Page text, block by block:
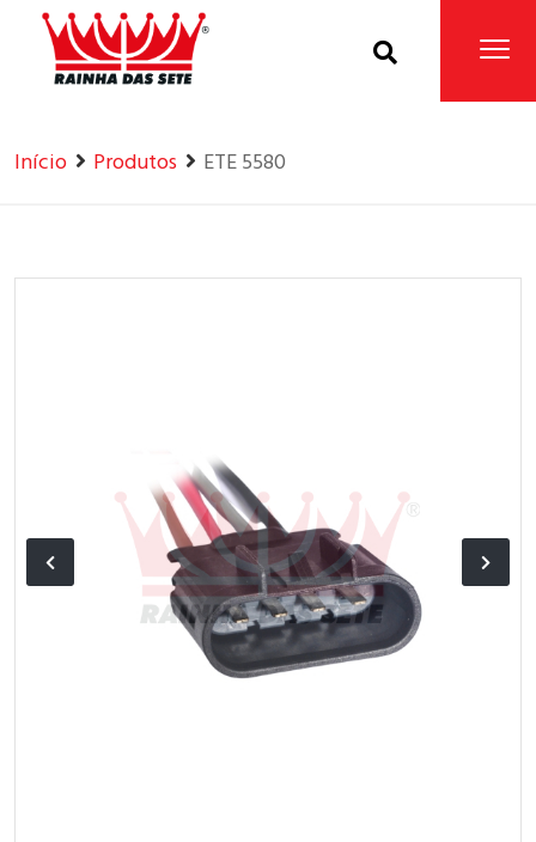
Home Produtos
Início Produtos ETE 5580